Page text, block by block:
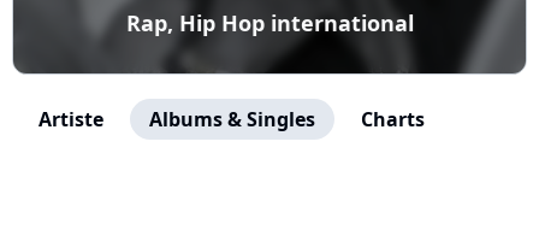
Rap, Hip Hop international
Artiste Albums & Singles Charts